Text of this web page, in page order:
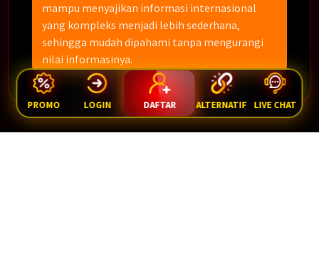
mampu menyajikan informasi internasional
yang kompleks menjadi lebih sederhana,
sehingga mudah dipahami tanpa mengurangi
nilai informasinya.
PROMO LOGIN DAFTAR ALTERNATIF LIVE CHAT